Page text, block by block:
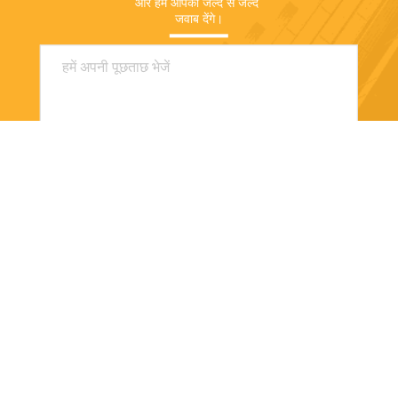
और हम आपको जल्द से जल्द
जवाब देंगे।